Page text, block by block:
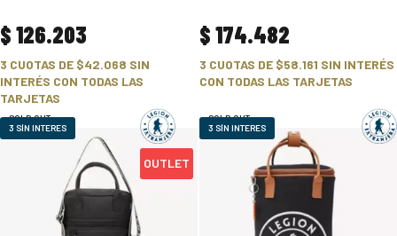
$126.203
3 CUOTAS DE $42.068 SIN
INTERÉS CON TODAS LAS
TARJETAS
$174.482
3 CUOTAS DE $58.161 SIN INTERÉS
CON TODAS LAS TARJETAS
SOLD OUT
3 SÍN INTERES
OUTLET
SOLD OUT
3 SÍN INTERES